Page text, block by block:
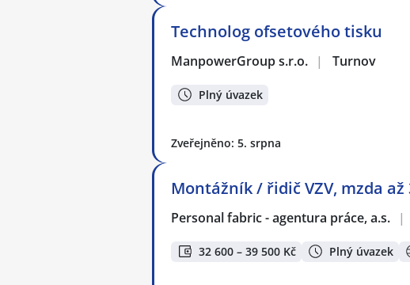
Technolog ofsetového tisku
ManpowerGroup s.r.o. | Turnov
Plný úvazek
Zveřejněno: 5. srpna
Montážník / řidič VZV, mzda
Personal fabric - agentura práce, a.s. |
32 600 – 39 500 Kč Plný úvazek